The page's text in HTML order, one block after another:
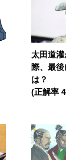
太田道
際、最
は？
(正解率